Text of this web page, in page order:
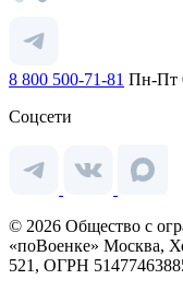
8 800 500-71-81 Пн-Пт
Соцсети
© 2026 Общество с
«поВоенке» Москва,
521, ОГРН